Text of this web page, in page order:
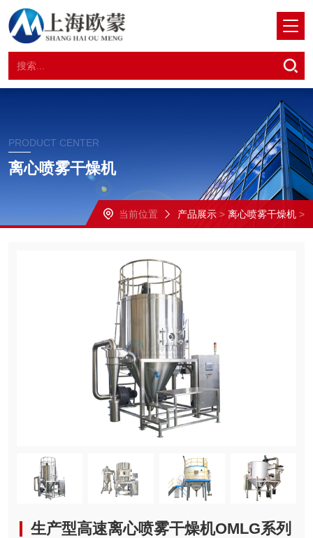
PRODUCT CENTER
离心喷雾干燥机
当前位置 产品展示 > 离心喷雾干燥机 >
生产型高速离心喷雾干燥机OMLG系列